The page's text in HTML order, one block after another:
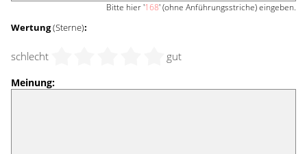
Bitte hier '168' (ohne Anführungsstriche) eingeben.
Wertung(Sterne):
schlecht gut
Meinung: